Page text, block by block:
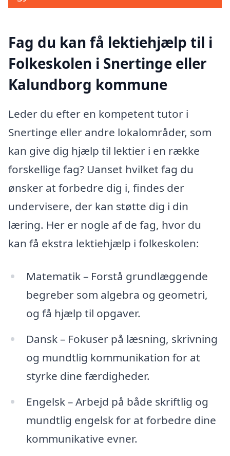
Fag du kan få lektiehjælp til i
Folkeskolen i Snertinge eller
Kalundborg kommune
Leder du efter en kompetent tutor i
Snertinge eller andre lokalområder, som
kan give dig hjælp til lektier i en række
forskellige fag? Uanset hvilket fag du
ønsker at forbedre dig i, findes der
undervisere, der kan støtte dig i din
læring. Her er nogle af de fag, hvor du
kan få ekstra lektiehjælp i folkeskolen:
Matematik – Forstå grundlæggende
begreber som algebra og geometri,
og få hjælp til opgaver.
Dansk – Fokuser på læsning, skrivning
og mundtlig kommunikation for at
styrke dine færdigheder.
Engelsk – Arbejd på både skriftlig og
mundtlig engelsk for at forbedre dine
kommunikative evner.